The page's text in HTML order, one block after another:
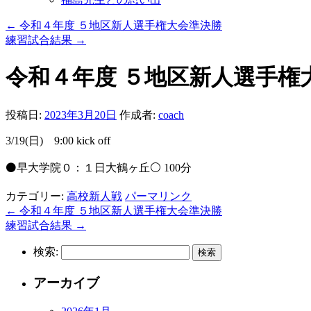
← 令和４年度 ５地区新人選手権大会準決勝
練習試合結果 →
令和４年度 ５地区新人選手権
投稿日: 2023年3月20日 作成者: coach
3/19(日) 9:00 kick off
⚫️早大学院０：１日大鶴ヶ丘⚪️ 100分
カテゴリー: 高校新人戦 パーマリンク
← 令和４年度 ５地区新人選手権大会準決勝
練習試合結果 →
検索:
アーカイブ